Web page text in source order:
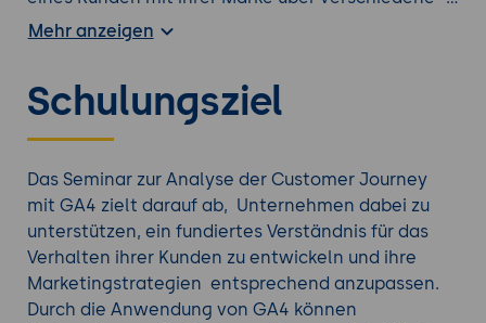
Kanäle und Phasen hinweg verfolgen und
erkennen und Chancen zur Optimierung der
Customer Experience zu nutzen.
ermöglichen, die Customer Journey detailliert zu
analysieren, wie z.B. die Erfassung von Daten über
verschiedene Geräte und Kanäle hinweg, das
Erstellen von benutzerdefinierten Ereignissen und
Zielen sowie die Verwendung von
Attributionsmodellen und Lookback Windows zur
Mehr anzeigen
Schulungsziel
Das Seminar zur Analyse der Customer Journey
mit GA4 zielt darauf ab, Unternehmen dabei zu
unterstützen, ein fundiertes Verständnis für das
Verhalten ihrer Kunden zu entwickeln und ihre
Marketingstrategien entsprechend anzupassen.
Durch die Anwendung von GA4 können